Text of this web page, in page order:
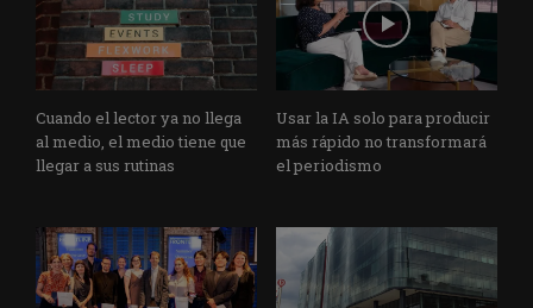
Cuando el lector ya no llega
al medio, el medio tiene que
llegar a sus rutinas
Usar la IA solo para producir
más rápido no transformará
el periodismo